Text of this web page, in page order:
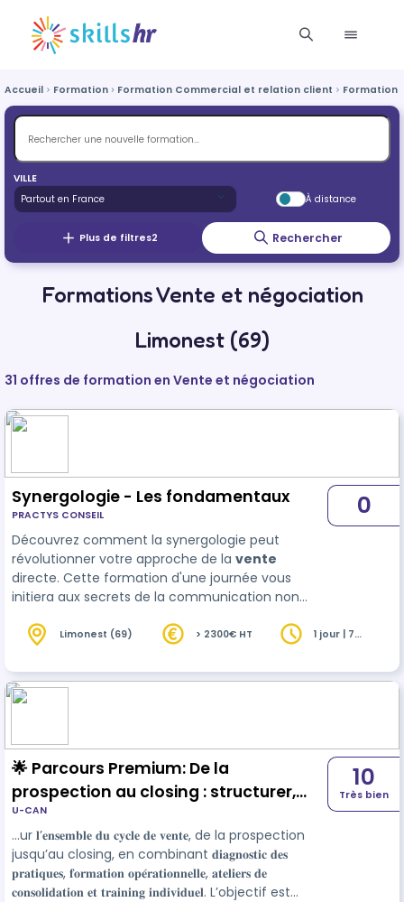
Accueil Formation Formation Commercial et relation client Formation
VILLE
À distance
Plus de filtres2 Rechercher
Formations Vente et négociation
Limonest (69)
31 offres de formation en Vente et négociation
Synergologie - Les fondamentaux
PRACTYS CONSEIL
Découvrez comment la synergologie peut
révolutionner votre approche de la vente
directe. Cette formation d'une journée vous
initiera aux secrets de la communication non
les expressions de vos clients. Grâce à des
analyses de cas co…
0
Limonest (69) > 2300€ HT
1 jour | 7
🌟 Parcours Premium: De la
prospection au closing : structurer,
transformer et sécuriser la
performance commerciale
U-CAN
…ur 𝐥’𝐞𝐧𝐬𝐞𝐦𝐛𝐥𝐞 𝐝𝐮 𝐜𝐲𝐜𝐥𝐞 𝐝𝐞 𝐯𝐞𝐧𝐭𝐞, de la prospection
jusqu’au closing, en combinant 𝐝𝐢𝐚𝐠𝐧𝐨𝐬𝐭𝐢𝐜 𝐝𝐞𝐬
𝐩𝐫𝐚𝐭𝐢𝐪𝐮𝐞𝐬, 𝐟𝐨𝐫𝐦𝐚𝐭𝐢𝐨𝐧 𝐨𝐩𝐞́𝐫𝐚𝐭𝐢𝐨𝐧𝐧𝐞𝐥𝐥𝐞, 𝐚𝐭𝐞𝐥𝐢𝐞𝐫𝐬 𝐝𝐞
𝐜𝐨𝐧𝐬𝐨𝐥𝐢𝐝𝐚𝐭𝐢𝐨𝐧 𝐞𝐭 𝐭𝐫𝐚𝐢𝐧𝐢𝐧𝐠 𝐢𝐧𝐝𝐢𝐯𝐢𝐝𝐮𝐞𝐥. L’objectif est
10
Très bien